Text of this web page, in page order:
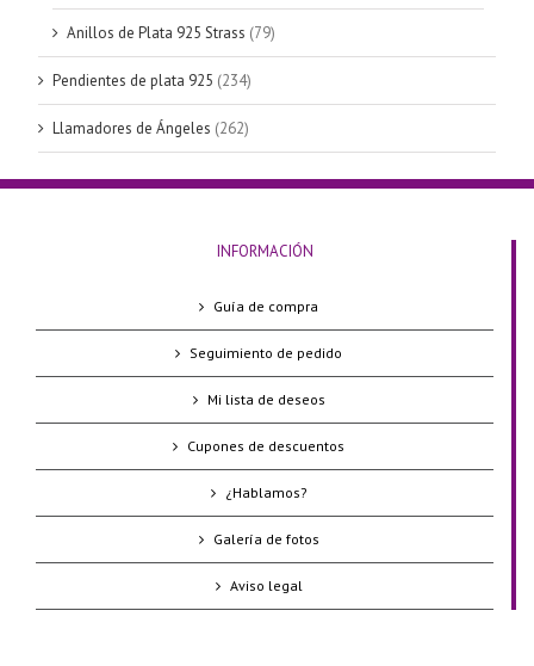
Anillos de Plata 925 Strass (79)
Pendientes de plata 925 (234)
Llamadores de Ángeles (262)
INFORMACIÓN
Guía de compra
Seguimiento de pedido
Mi lista de deseos
Cupones de descuentos
¿Hablamos?
Galería de fotos
Aviso legal